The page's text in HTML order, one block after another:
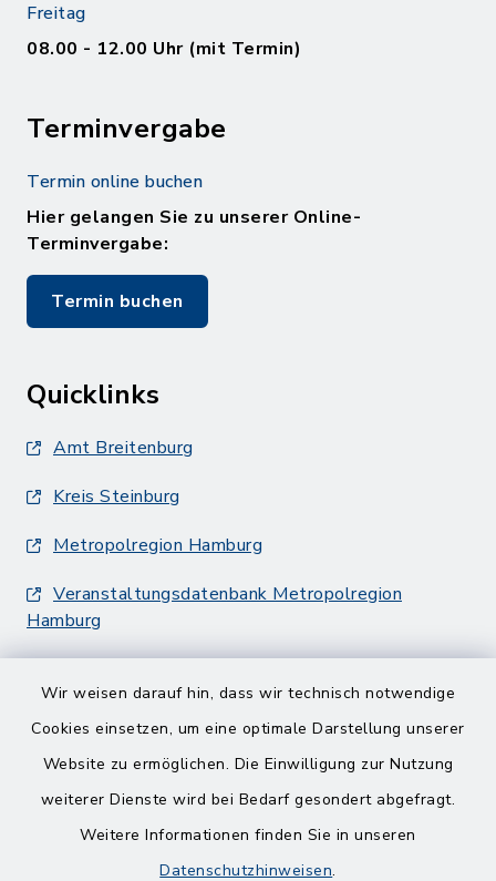
Wir weisen darauf hin, dass wir technisch notwendige
Cookies einsetzen, um eine optimale Darstellung unserer
Website zu ermöglichen. Die Einwilligung zur Nutzung
weiterer Dienste wird bei Bedarf gesondert abgefragt.
Weitere Informationen finden Sie in unseren
Datenschutzhinweisen.
Freitag
08.00 - 12.00 Uhr (mit Termin)
Terminvergabe
Termin online buchen
Hier gelangen Sie zu unserer Online-
Terminvergabe:
Termin buchen
Quicklinks
Amt Breitenburg
Kreis Steinburg
Metropolregion Hamburg
Veranstaltungsdatenbank Metropolregion
Hamburg
Barrierefreiheit